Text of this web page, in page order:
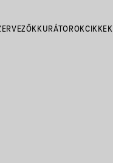
KURÁTOROKCIKKEK